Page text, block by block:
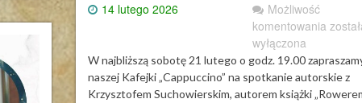
14 lutego 2026
Możliwość
komentowaniaW
21
lutego
wyłączona
W najbliższą sobotę 21 lutego o godz. 19.00
naszej Kafejki „Cappuccino” na spotkanie autorskie z
Krzysztofem Suchowierskim, autorem książki